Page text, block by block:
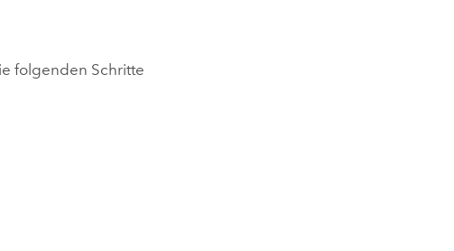
folgenden Schritte